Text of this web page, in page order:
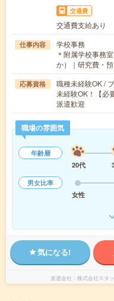
交通費
交通費支給あり
仕事内容
学校事務
＊附属学校事務
か）｜研究費・
応募資格
職種未経験OK /
未経験OK！【必
派遣歓迎
職場の雰囲気
年齢層
20代
男女比率
女性
気になる!
派遣会社 株式会社スタ